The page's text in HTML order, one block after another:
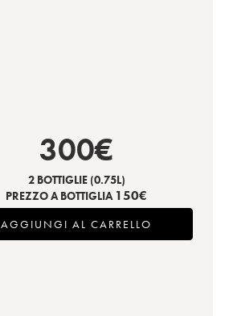
300€
2 BOTTIGLIE (0.75L)
PREZZO A BOTTIGLIA 150€
AGGIUNGI AL CARRELLO